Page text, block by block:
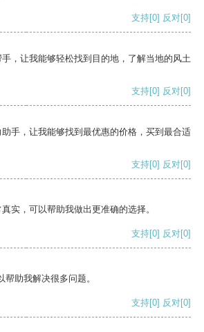
支持[0] 反对[0]
，让我能够轻松找到目的地，了解当地的风土
支持[0] 反对[0]
手，让我能够找到最优惠的价格，买到最合适
支持[0] 反对[0]
实，可以帮助我做出更准确的选择。
支持[0] 反对[0]
助我解决很多问题。
支持[0] 反对[0]